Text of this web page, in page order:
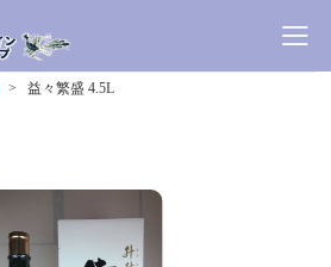
益々繁盛 4.5L